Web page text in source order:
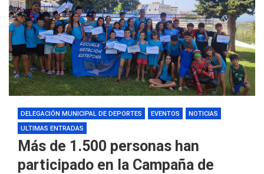
DELEGACIÓN MUNICIPAL DE DEPORTES EVENTOS
NOTICIAS
ULTIMAS ENTRADAS
Más de 1.500 personas han
participado en la Campaña de